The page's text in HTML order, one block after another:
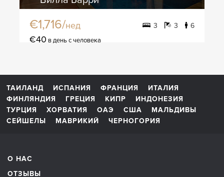
€1,716/нед 3 3 6
€40 в день с человека
ТАИЛАНД ИСПАНИЯ ФРАНЦИЯ
ИТАЛИЯ
ФИНЛЯНДИЯ
ГРЕЦИЯ КИПР
ИНДОНЕЗИЯ
ТУРЦИЯ
ХОРВАТИЯ ОАЭ США
МАЛЬДИВЫ
СЕЙШЕЛЫ
МАВРИКИЙ ЧЕРНОГОРИЯ
О НАС
ОТЗЫВЫ